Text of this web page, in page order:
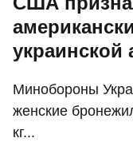
украинской
Минобороны
женские
кг...